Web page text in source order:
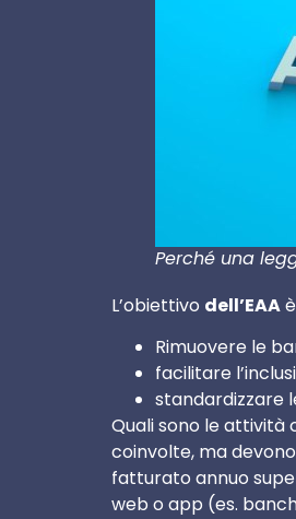
Perché una
L’obiettivo dell’EAA
Rimuovere le
facilitare
standardizzare
Quali sono le attività
coinvolte, ma
fatturato annuo
web o app (es.